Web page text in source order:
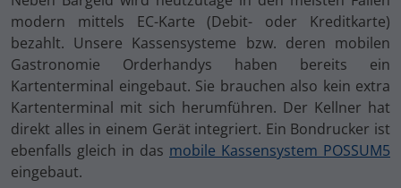
modern mittels EC-Karte (Debit- oder Kreditkarte)
bezahlt. Unsere Kassensysteme bzw. deren mobilen
Gastronomie Orderhandys haben bereits ein
Kartenterminal eingebaut. Sie brauchen also kein extra
Kartenterminal mit sich herumführen. Der Kellner hat
direkt alles in einem Gerät integriert. Ein Bondrucker ist
ebenfalls gleich in das mobile Kassensystem POSSUM5
eingebaut.